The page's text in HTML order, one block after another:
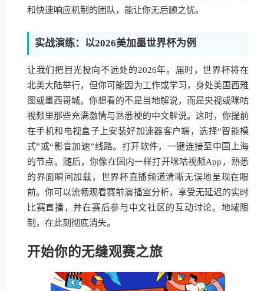
和快速响应机制的团队，能让你无后顾之忧。
实战演练：以2026美加墨世界杯为例
让我们把目光投向不远处的2026年。届时，世界杯将在
北美大陆举行，但你可能因为工作或学习，身处美国西雅
图或墨西哥城。你想看的不是当地解说，而是央视或咪咕
视频里那些充满激情与熟悉梗的中文解说。这时，你提前
在手机和电视盒子上安装好加速器客户端，选择“智能模
式”或“影音加速”线路。打开软件，一键连接至中国上海
的节点。随后，你像在国内一样打开咪咕视频App，熟悉
的界面瞬间加载，世界杯直播频道清晰无误地呈现在眼
前。你可以流畅观看赛前演播室分析，享受无延迟的实时
比赛直播，并在赛后参与中文社区的互动讨论。地域限
制，在此刻彻底消失。
开始你的无缝观赛之旅